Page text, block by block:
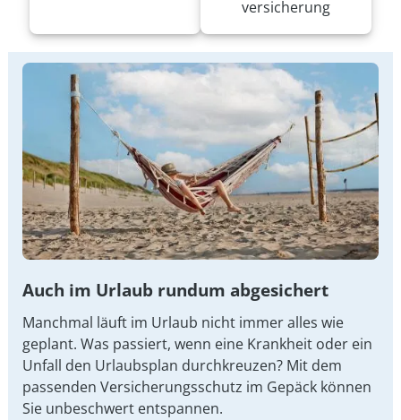
versicherung
Auch im Urlaub rundum abgesichert
Manchmal läuft im Urlaub nicht immer alles wie
geplant. Was passiert, wenn eine Krankheit oder ein
Unfall den Urlaubsplan durchkreuzen? Mit dem
passenden Versicherungsschutz im Gepäck können
Sie unbeschwert entspannen.